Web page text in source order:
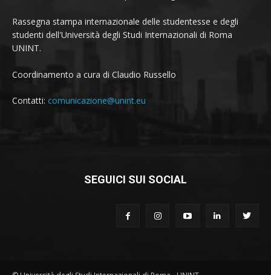
Rassegna stampa internazionale delle studentesse e degli
studenti dell'Università degli Studi Internazionali di Roma
UNINT.
Coordinamento a cura di Claudio Russello
Contatti: comunicazione@unint.eu
SEGUICI SUI SOCIAL